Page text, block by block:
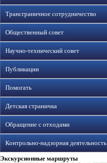
Трансграничное сотрудничество
Общественный совет
Научно-технический совет
Публикации
Помогать
Детская страничка
Обращение с отходами
Контрольно-надзорная деятельность
Экскурсионные маршруты